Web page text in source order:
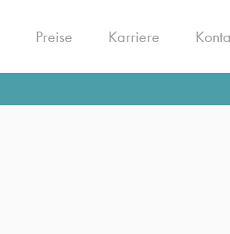
Preise Karriere